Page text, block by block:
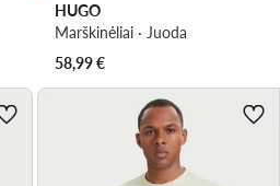
HUGO
Marškinėliai · Juoda
58,99€